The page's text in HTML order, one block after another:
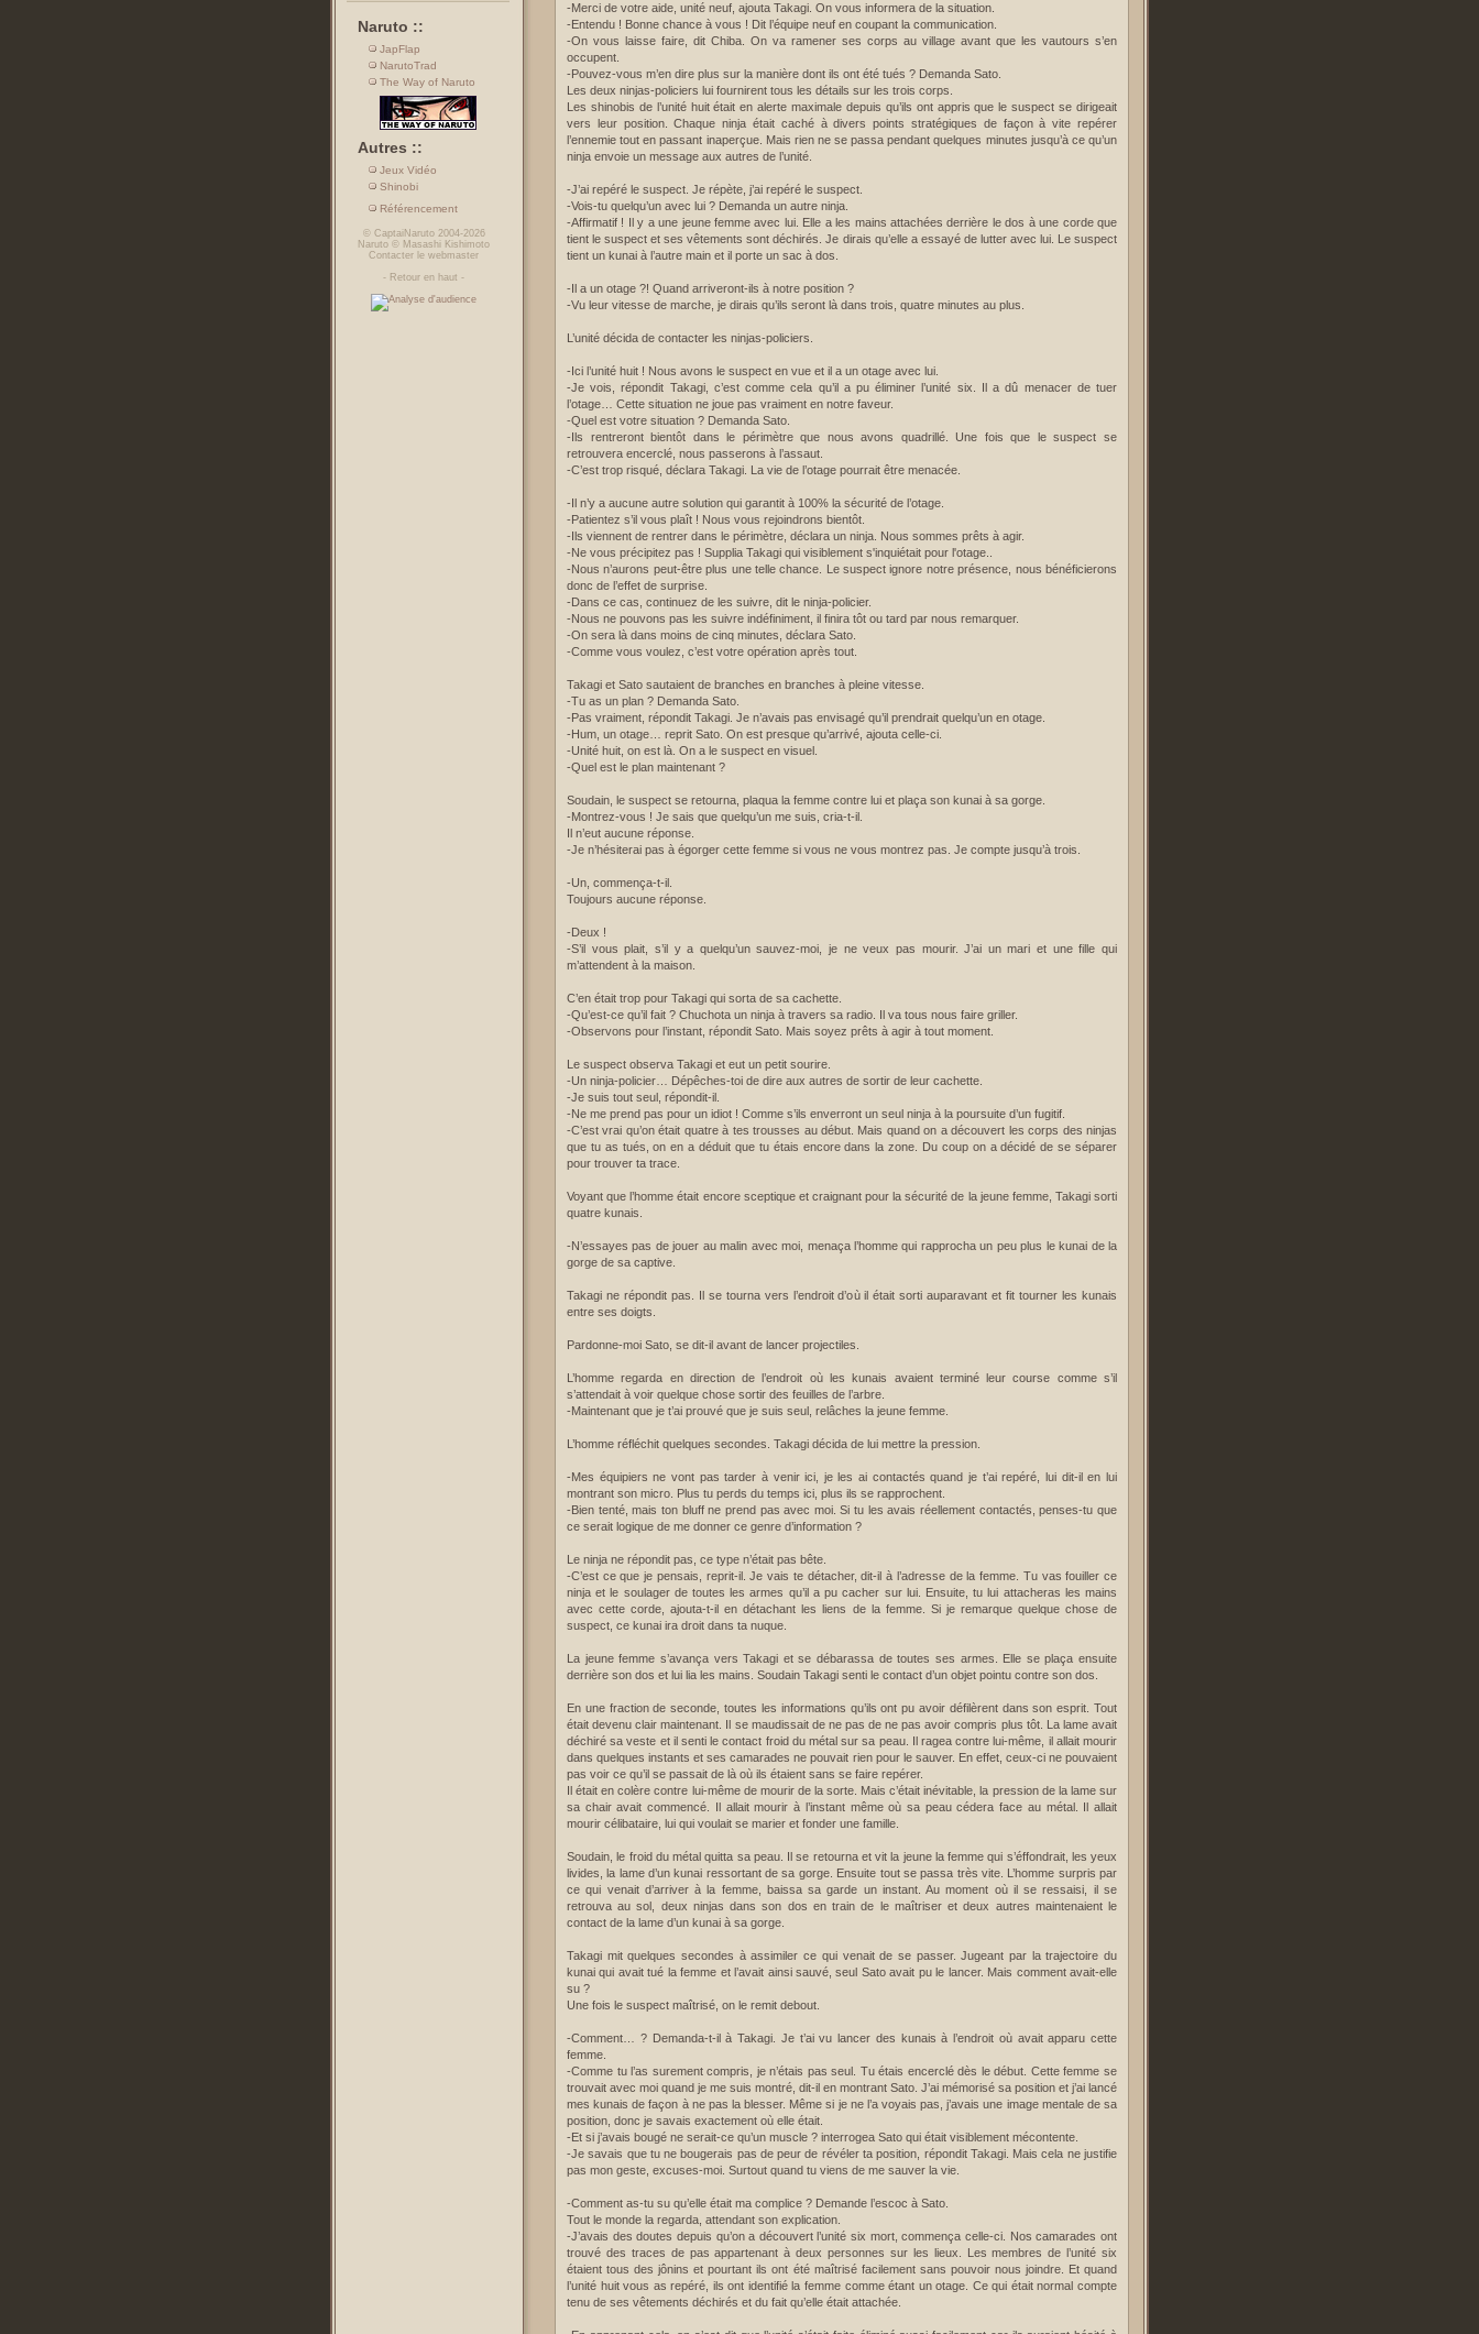
Naruto ::
JapFlap
NarutoTrad
The Way of Naruto
Autres ::
Jeux Vidéo
Shinobi
Référencement
© CaptaiNaruto2004-2026
Naruto © Masashi Kishimoto
Contacter le webmaster
- Retour en haut -
-Merci de votre aide, unité neuf, ajouta Takagi. On vous informera de la situation.
-Entendu ! Bonne chance à vous ! Dit l’équipe neuf en coupant la communication.
-On vous laisse faire, dit Chiba. On va ramener ses corps au village avant que les vautours s’en
occupent.
-Pouvez-vous m’en dire plus sur la manière dont ils ont été tués ? Demanda Sato.
Les deux ninjas-policiers lui fournirent tous les détails sur les trois corps.
Les shinobis de l’unité huit était en alerte maximale depuis qu’ils ont appris que le suspect se dirigeait
vers leur position. Chaque ninja était caché à divers points stratégiques de façon à vite repérer
l’ennemie tout en passant inaperçue. Mais rien ne se passa pendant quelques minutes jusqu’à ce qu’un
ninja envoie un message aux autres de l’unité.
-J’ai repéré le suspect. Je répète, j’ai repéré le suspect.
-Vois-tu quelqu’un avec lui ? Demanda un autre ninja.
-Affirmatif ! Il y a une jeune femme avec lui. Elle a les mains attachées derrière le dos à une corde que
tient le suspect et ses vêtements sont déchirés. Je dirais qu’elle a essayé de lutter avec lui. Le suspect
tient un kunai à l’autre main et il porte un sac à dos.
-Il a un otage ?! Quand arriveront-ils à notre position ?
-Vu leur vitesse de marche, je dirais qu’ils seront là dans trois, quatre minutes au plus.
L’unité décida de contacter les ninjas-policiers.
-Ici l’unité huit ! Nous avons le suspect en vue et il a un otage avec lui.
-Je vois, répondit Takagi, c’est comme cela qu’il a pu éliminer l’unité six. Il a dû menacer de tuer
l’otage… Cette situation ne joue pas vraiment en notre faveur.
-Quel est votre situation ? Demanda Sato.
-Ils rentreront bientôt dans le périmètre que nous avons quadrillé. Une fois que le suspect se
retrouvera encerclé, nous passerons à l’assaut.
-C’est trop risqué, déclara Takagi. La vie de l’otage pourrait être menacée.
-Il n’y a aucune autre solution qui garantit à 100% la sécurité de l’otage.
-Patientez s’il vous plaît ! Nous vous rejoindrons bientôt.
-Ils viennent de rentrer dans le périmètre, déclara un ninja. Nous sommes prêts à agir.
-Ne vous précipitez pas ! Supplia Takagi qui visiblement s'inquiétait pour l'otage..
-Nous n’aurons peut-être plus une telle chance. Le suspect ignore notre présence, nous bénéficierons
donc de l’effet de surprise.
-Dans ce cas, continuez de les suivre, dit le ninja-policier.
-Nous ne pouvons pas les suivre indéfiniment, il finira tôt ou tard par nous remarquer.
-On sera là dans moins de cinq minutes, déclara Sato.
-Comme vous voulez, c’est votre opération après tout.
Takagi et Sato sautaient de branches en branches à pleine vitesse.
-Tu as un plan ? Demanda Sato.
-Pas vraiment, répondit Takagi. Je n’avais pas envisagé qu’il prendrait quelqu’un en otage.
-Hum, un otage… reprit Sato. On est presque qu’arrivé, ajouta celle-ci.
-Unité huit, on est là. On a le suspect en visuel.
-Quel est le plan maintenant ?
Soudain, le suspect se retourna, plaqua la femme contre lui et plaça son kunai à sa gorge.
-Montrez-vous ! Je sais que quelqu’un me suis, cria-t-il.
Il n’eut aucune réponse.
-Je n’hésiterai pas à égorger cette femme si vous ne vous montrez pas. Je compte jusqu’à trois.
-Un, commença-t-il.
Toujours aucune réponse.
-Deux !
-S’il vous plait, s’il y a quelqu’un sauvez-moi, je ne veux pas mourir. J’ai un mari et une fille qui
m’attendent à la maison.
C’en était trop pour Takagi qui sorta de sa cachette.
-Qu’est-ce qu’il fait ? Chuchota un ninja à travers sa radio. Il va tous nous faire griller.
-Observons pour l’instant, répondit Sato. Mais soyez prêts à agir à tout moment.
Le suspect observa Takagi et eut un petit sourire.
-Un ninja-policier… Dépêches-toi de dire aux autres de sortir de leur cachette.
-Je suis tout seul, répondit-il.
-Ne me prend pas pour un idiot ! Comme s’ils enverront un seul ninja à la poursuite d’un fugitif.
-C’est vrai qu’on était quatre à tes trousses au début. Mais quand on a découvert les corps des ninjas
que tu as tués, on en a déduit que tu étais encore dans la zone. Du coup on a décidé de se séparer
pour trouver ta trace.
Voyant que l’homme était encore sceptique et craignant pour la sécurité de la jeune femme, Takagi sorti
quatre kunais.
-N’essayes pas de jouer au malin avec moi, menaça l’homme qui rapprocha un peu plus le kunai de la
gorge de sa captive.
Takagi ne répondit pas. Il se tourna vers l’endroit d’où il était sorti auparavant et fit tourner les kunais
entre ses doigts.
Pardonne-moi Sato, se dit-il avant de lancer projectiles.
L’homme regarda en direction de l’endroit où les kunais avaient terminé leur course comme s’il
s’attendait à voir quelque chose sortir des feuilles de l’arbre.
-Maintenant que je t’ai prouvé que je suis seul, relâches la jeune femme.
L’homme réfléchit quelques secondes. Takagi décida de lui mettre la pression.
-Mes équipiers ne vont pas tarder à venir ici, je les ai contactés quand je t’ai repéré, lui dit-il en lui
montrant son micro. Plus tu perds du temps ici, plus ils se rapprochent.
-Bien tenté, mais ton bluff ne prend pas avec moi. Si tu les avais réellement contactés, penses-tu que
ce serait logique de me donner ce genre d’information ?
Le ninja ne répondit pas, ce type n’était pas bête.
-C’est ce que je pensais, reprit-il. Je vais te détacher, dit-il à l’adresse de la femme. Tu vas fouiller ce
ninja et le soulager de toutes les armes qu’il a pu cacher sur lui. Ensuite, tu lui attacheras les mains
avec cette corde, ajouta-t-il en détachant les liens de la femme. Si je remarque quelque chose de
suspect, ce kunai ira droit dans ta nuque.
La jeune femme s’avança vers Takagi et se débarassa de toutes ses armes. Elle se plaça ensuite
derrière son dos et lui lia les mains. Soudain Takagi senti le contact d’un objet pointu contre son dos.
En une fraction de seconde, toutes les informations qu’ils ont pu avoir défilèrent dans son esprit. Tout
était devenu clair maintenant. Il se maudissait de ne pas de ne pas avoir compris plus tôt. La lame avait
déchiré sa veste et il senti le contact froid du métal sur sa peau. Il ragea contre lui-même, il allait mourir
dans quelques instants et ses camarades ne pouvait rien pour le sauver. En effet, ceux-ci ne pouvaient
pas voir ce qu’il se passait de là où ils étaient sans se faire repérer.
Il était en colère contre lui-même de mourir de la sorte. Mais c’était inévitable, la pression de la lame sur
sa chair avait commencé. Il allait mourir à l’instant même où sa peau cédera face au métal. Il allait
mourir célibataire, lui qui voulait se marier et fonder une famille.
Soudain, le froid du métal quitta sa peau. Il se retourna et vit la jeune la femme qui s’éffondrait, les yeux
livides, la lame d’un kunai ressortant de sa gorge. Ensuite tout se passa très vite. L’homme surpris par
ce qui venait d’arriver à la femme, baissa sa garde un instant. Au moment où il se ressaisi, il se
retrouva au sol, deux ninjas dans son dos en train de le maîtriser et deux autres maintenaient le
contact de la lame d’un kunai à sa gorge.
Takagi mit quelques secondes à assimiler ce qui venait de se passer. Jugeant par la trajectoire du
kunai qui avait tué la femme et l’avait ainsi sauvé, seul Sato avait pu le lancer. Mais comment avait-elle
su ?
Une fois le suspect maîtrisé, on le remit debout.
-Comment… ? Demanda-t-il à Takagi. Je t’ai vu lancer des kunais à l’endroit où avait apparu cette
femme.
-Comme tu l’as surement compris, je n’étais pas seul. Tu étais encerclé dès le début. Cette femme se
trouvait avec moi quand je me suis montré, dit-il en montrant Sato. J’ai mémorisé sa position et j’ai lancé
mes kunais de façon à ne pas la blesser. Même si je ne l’a voyais pas, j’avais une image mentale de sa
position, donc je savais exactement où elle était.
-Et si j’avais bougé ne serait-ce qu’un muscle ? interrogea Sato qui était visiblement mécontente.
-Je savais que tu ne bougerais pas de peur de révéler ta position, répondit Takagi. Mais cela ne justifie
pas mon geste, excuses-moi. Surtout quand tu viens de me sauver la vie.
-Comment as-tu su qu’elle était ma complice ? Demande l’escoc à Sato.
Tout le monde la regarda, attendant son explication.
-J’avais des doutes depuis qu’on a découvert l’unité six mort, commença celle-ci. Nos camarades ont
trouvé des traces de pas appartenant à deux personnes sur les lieux. Les membres de l’unité six
étaient tous des jônins et pourtant ils ont été maîtrisé facilement sans pouvoir nous joindre. Et quand
l’unité huit vous as repéré, ils ont identifié la femme comme étant un otage. Ce qui était normal compte
tenu de ses vêtements déchirés et du fait qu’elle était attachée.